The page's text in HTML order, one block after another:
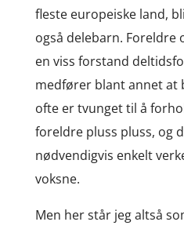
fleste europeiske land,
også delebarn.
en viss forstand
medfører blant annet at
ofte er tvunget til å
foreldre pluss pluss, og
nødvendigvis enkelt
voksne.
Men her står jeg altså